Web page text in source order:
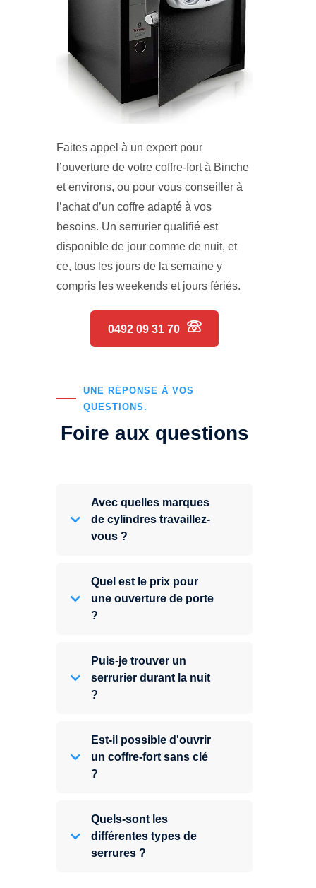
Faites appel à un expert pour
l’ouverture de votre coffre-fort à Binche
et environs, ou pour vous conseiller à
l’achat d’un coffre adapté à vos
besoins. Un serrurier qualifié est
disponible de jour comme de nuit, et
ce, tous les jours de la semaine y
compris les weekends et jours fériés.
0492 09 31 70
UNE RÉPONSE À VOS
QUESTIONS.
Foire aux questions
Avec quelles marques
de cylindres travaillez-
vous ?
Quel est le prix pour
une ouverture de porte
?
Puis-je trouver un
serrurier durant la nuit
?
Est-il possible d'ouvrir
un coffre-fort sans clé
?
Quels-sont les
différentes types de
serrures ?